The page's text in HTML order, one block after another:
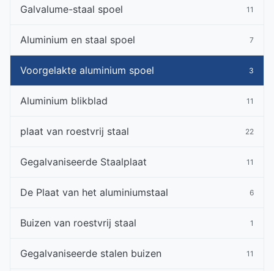
Galvalume-staal spoel 11
Aluminium en staal spoel 7
Voorgelakte aluminium spoel 3
Aluminium blikblad 11
plaat van roestvrij staal 22
Gegalvaniseerde Staalplaat 11
De Plaat van het aluminiumstaal 6
Buizen van roestvrij staal 1
Gegalvaniseerde stalen buizen 11